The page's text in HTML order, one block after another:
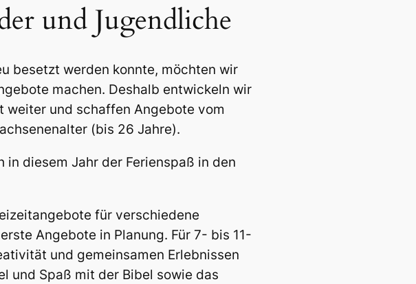
und Jugendliche
besetzt werden konnte, möchten wir
machen. Deshalb entwickeln wir
weiter und schaffen Angebote vom
(bis 26 Jahre).
diesem Jahr der Ferienspaß in den
für verschiedene
Angebote in Planung. Für 7- bis 11-
und gemeinsamen Erlebnissen
und Spaß mit der Bibel sowie das